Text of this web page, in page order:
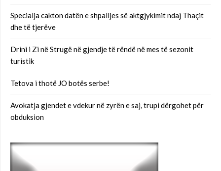
Specialja cakton datën e shpalljes së aktgjykimit ndaj Thaçit
dhe të tjerëve
Drini i Zi në Strugë në gjendje të rëndë në mes të sezonit
turistik
Tetova i thotë JO botës serbe!
Avokatja gjendet e vdekur në zyrën e saj, trupi dërgohet për
obduksion